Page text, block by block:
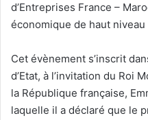
d’Entreprises France –
économique de haut
Cet évènement s’inscrit
d’Etat, à l’invitation du Roi
la République française,
laquelle il a déclaré que le